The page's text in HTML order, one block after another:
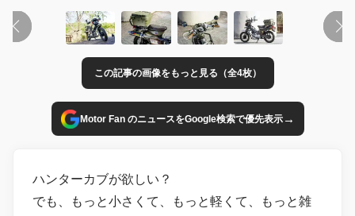
この記事の画像をもっと見る（全4枚）
Motor Fan のニュースをGoogle検索で優先表示→
ハンターカブが欲しい？
でも、もっと小さくて、もっと軽くて、もっと雑